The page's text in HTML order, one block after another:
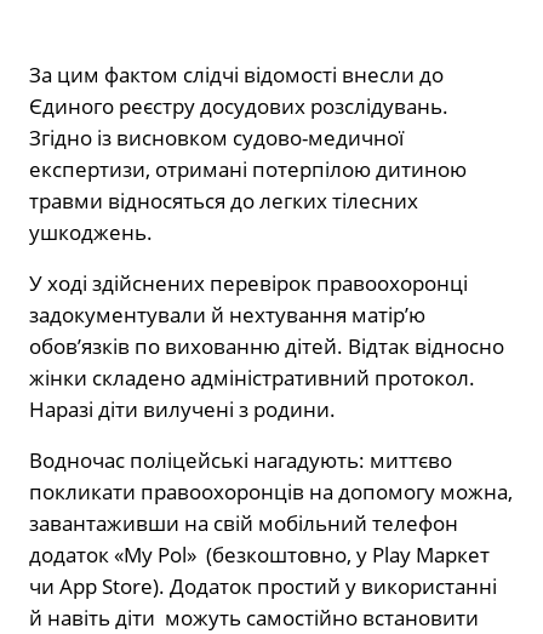
За цим фактом слідчі відомості внесли до
Єдиного реєстру досудових розслідувань.
Згідно із висновком судово-медичної
експертизи, отримані потерпілою дитиною
травми відносяться до легких тілесних
ушкоджень.
У ході здійснених перевірок правоохоронці
задокументували й нехтування матір’ю
обов’язків по вихованню дітей. Відтак відносно
жінки складено адміністративний протокол.
Наразі діти вилучені з родини.
Водночас поліцейські нагадують: миттєво
покликати правоохоронців на допомогу можна,
завантаживши на свій мобільний телефон
додаток «My Pol» (безкоштовно, у Play Маркет
чи App Store). Додаток простий у використанні
й навіть діти можуть самостійно встановити